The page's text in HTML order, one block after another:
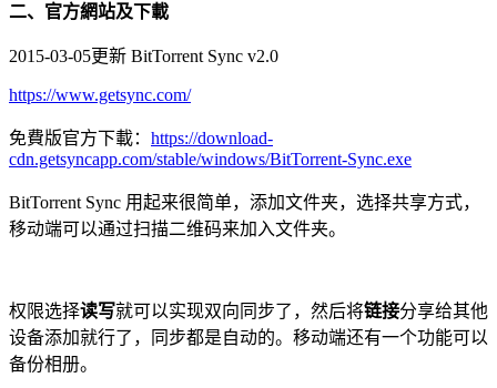
二、官方網站及下載
2015-03-05更新 BitTorrent Sync v2.0
https://www.getsync.com/
免費版官方下載： https://download-
cdn.getsyncapp.com/stable/windows/BitTorrent-Sync.exe
BitTorrent Sync 用起来很简单，添加文件夹，选择共享方式，
移动端可以通过扫描二维码来加入文件夹。
权限选择读写就可以实现双向同步了，然后将链接分享给其他
设备添加就行了，同步都是自动的。移动端还有一个功能可以
备份相册。